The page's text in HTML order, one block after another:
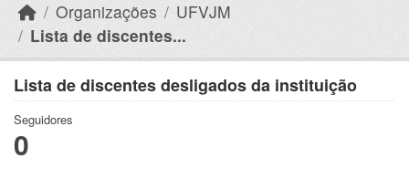
Organizações
UFVJM
Lista de discentes...
Lista de discentes desligados da instituição
Seguidores
0